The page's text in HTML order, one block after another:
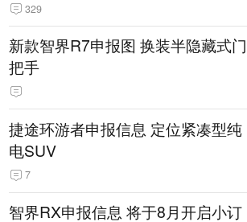
329
新款智界R7申报图 换装半隐藏式门
把手
捷途环游者申报信息 定位紧凑型纯
电SUV
7
智界RX申报信息 将于8月开启小订